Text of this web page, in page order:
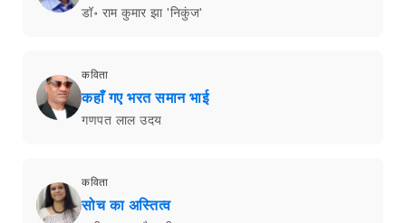
डॉ॰ राम कुमार झा 'निकुंज'
कविता
कहाँ गए भरत समान भाई
गणपत लाल उदय
कविता
सोच का अस्तित्व